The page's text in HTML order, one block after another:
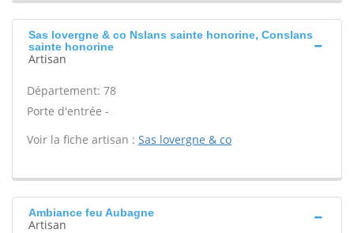
Sas lovergne & co Nslans sainte honorine, Conslans
sainte honorine
Artisan
Département: 78
Porte d'entrée -
Voir la fiche artisan : Sas lovergne & co
Ambiance feu Aubagne
Artisan